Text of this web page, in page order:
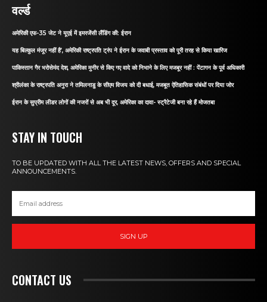
वर्ल्ड
अमेरिकी एफ-35 जेट ने यूएई में इमरजेंसी लैंडिंग की: ईरान
यह बिल्कुल मंजूर नहीं है’, अमेरिकी राष्ट्रपति ट्रंप ने ईरान के जवाबी प्रस्ताव को पूरी तरह से किया खारिज
पाकिस्तान गैर भरोसेमंद देश, अमेरिका मुनीर से किए गए वादे को निभाने के लिए मजबूर नहीं : पेंटागन के पूर्व अधिकारी
श्रीलंका के राष्ट्रपति अनुरा ने तमिलनाडु के सीएम विजय को दी बधाई, मजबूत ऐतिहासिक संबंधों पर दिया जोर
ईरान के सुप्रीम लीडर लोगों की नजरों से अब भी दूर, अमेरिका का दावा- स्ट्रैटेजी बना रहे हैं मोजतबा
STAY IN TOUCH
TO BE UPDATED WITH ALL THE LATEST NEWS, OFFERS AND SPECIAL
ANNOUNCEMENTS.
SIGN UP
CONTACT US